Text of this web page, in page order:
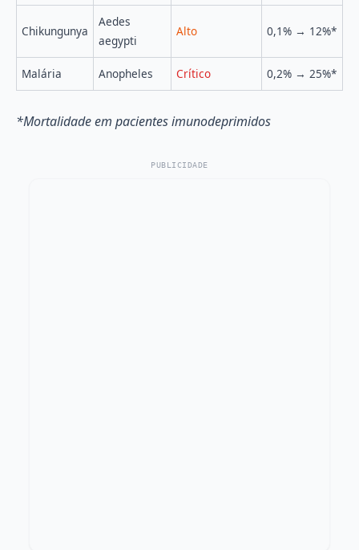
Chikungunya
Aedes
aegypti
Alto 0,1% → 12%*
Malária Anopheles Crítico 0,2% → 25%*
*Mortalidade em pacientes imunodeprimidos
PUBLICIDADE